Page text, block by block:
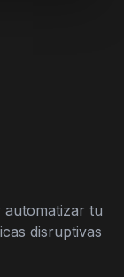
tu
disruptivas